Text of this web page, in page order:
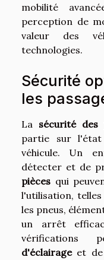
mobilité
perception de
valeur des
technologies.
Sécurité
les
La sécurité des
partie sur l'état
véhicule. Un
détecter et de
pièces qui
l'utilisation, telles
les pneus,
un arrêt
vérifications
d'éclairageet de